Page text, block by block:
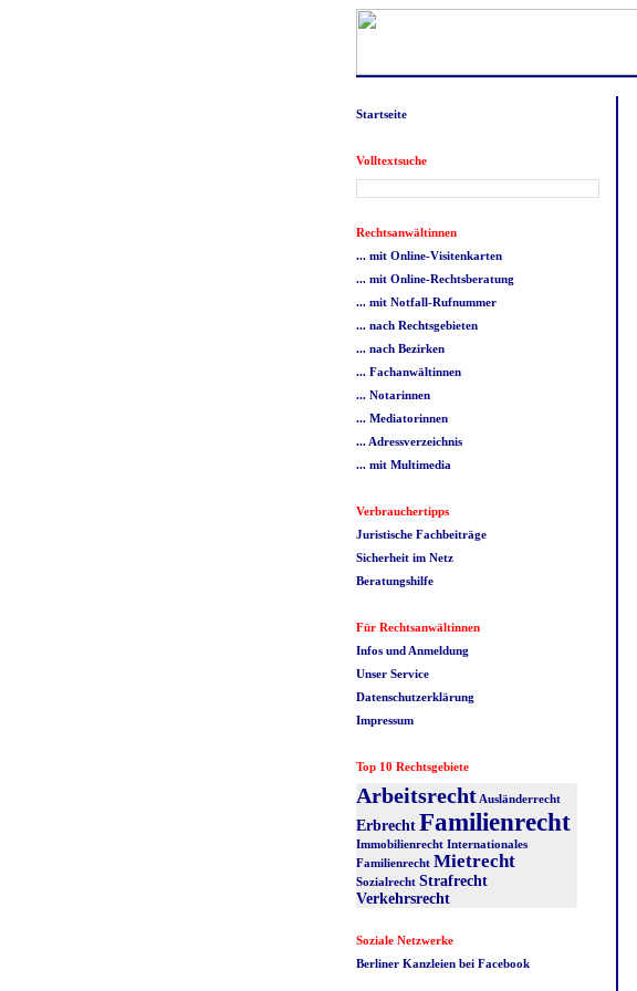
Startseite
Volltextsuche
Rechtsanwältinnen
... mit Online-Visitenkarten
... mit Online-Rechtsberatung
... mit Notfall-Rufnummer
... nach Rechtsgebieten
... nach Bezirken
... Fachanwältinnen
... Notarinnen
... Mediatorinnen
... Adressverzeichnis
... mit Multimedia
Verbrauchertipps
Juristische Fachbeiträge
Sicherheit im Netz
Beratungshilfe
Für Rechtsanwältinnen
Infos und Anmeldung
Unser Service
Datenschutzerklärung
Impressum
Top 10 Rechtsgebiete
Arbeitsrecht Ausländerrecht
Erbrecht Familienrecht
Immobilienrecht Internationales
Familienrecht Mietrecht
Sozialrecht Strafrecht
Verkehrsrecht
Soziale Netzwerke
Berliner Kanzleien bei Facebook